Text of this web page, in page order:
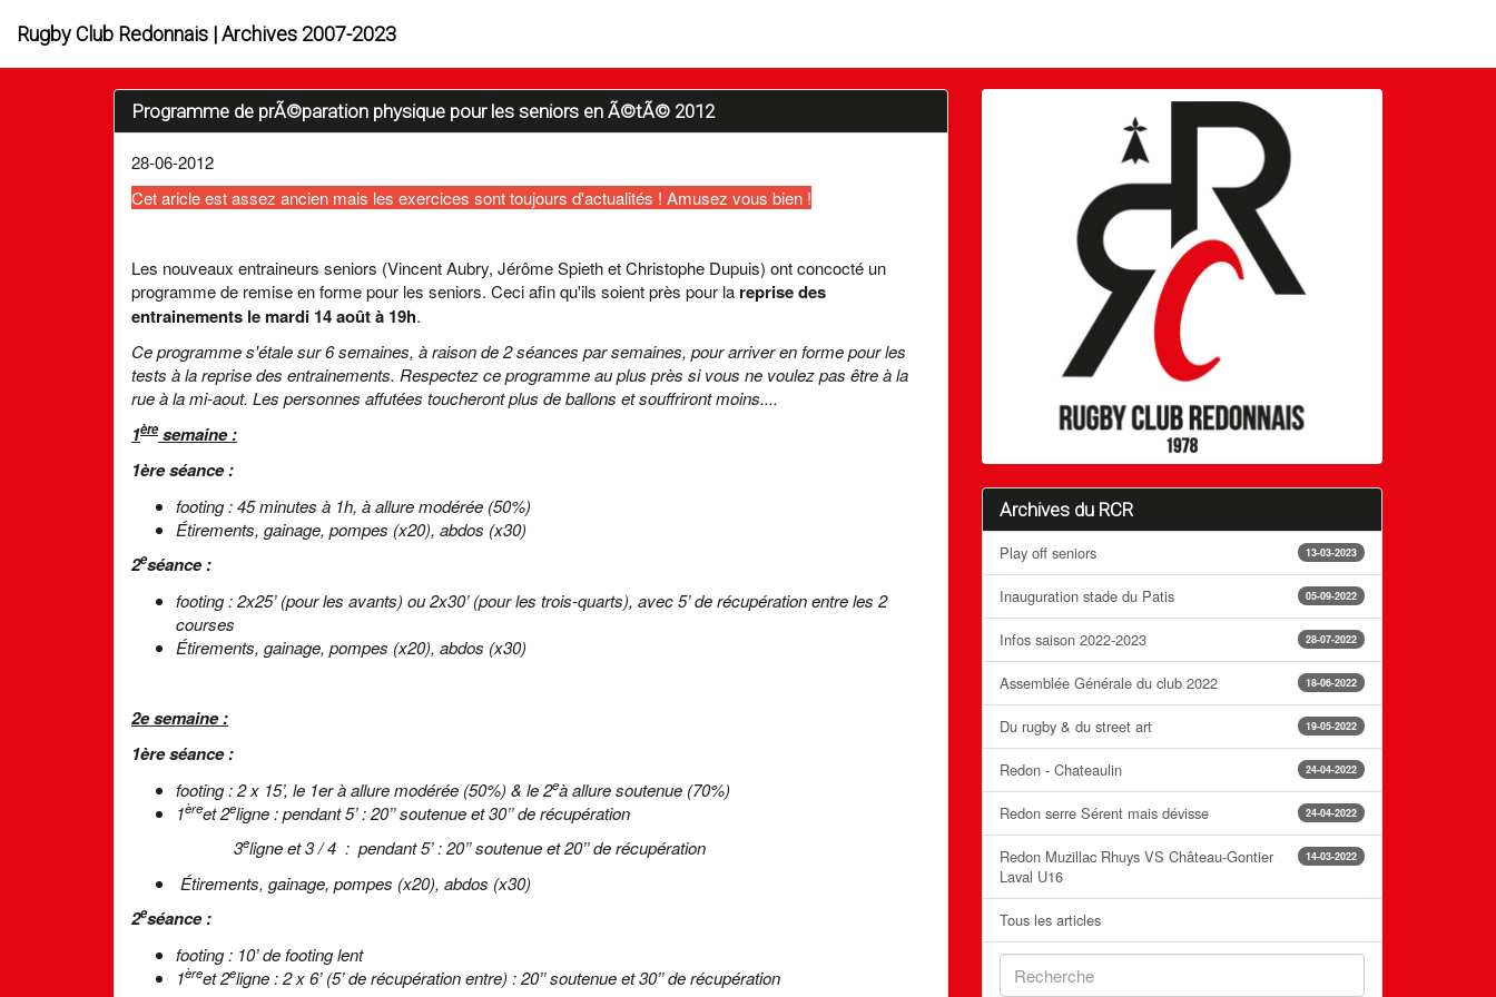
Rugby Club Redonnais | Archives 2007-2023
Programme de prÃ©paration physique pour les seniors en Ã©tÃ© 2012
28-06-2012
Cet aricle est assez ancien mais les exercices sont toujours d'actualités ! Amusez vous bien !
Les nouveaux entraineurs seniors (Vincent Aubry, Jérôme Spieth et Christophe Dupuis) ont concocté un
programme de remise en forme pour les seniors. Ceci afin qu'ils soient près pour la reprise des
entrainements le mardi 14 août à 19h.
Ce programme s'étale sur 6 semaines, à raison de 2 séances par semaines, pour arriver en forme pour les
tests à la reprise des entrainements. Respectez ce programme au plus près si vous ne voulez pas être à la
rue à la mi-aout. Les personnes affutées toucheront plus de ballons et souffriront moins....
1èresemaine :
1ère séance :
footing : 45 minutes à 1h, à allure modérée (50%)
Étirements, gainage, pompes (x20), abdos (x30)
2eséance :
footing : 2x25’ (pour les avants) ou 2x30’ (pour les trois-quarts), avec 5’ de récupération entre les 2
courses
Étirements, gainage, pompes (x20), abdos (x30)
2e semaine :
1ère séance :
footing : 2 x 15’, le 1er à allure modérée (50%) & le 2eà allure soutenue (70%)
1èreet 2eligne : pendant 5’ : 20’’ soutenue et 30’’ de récupération
3eligne et 3 / 4 : pendant 5’ : 20’’ soutenue et 20’’ de récupération
Étirements, gainage, pompes (x20), abdos (x30)
2eséance :
footing : 10’ de footing lent
1èreet 2eligne : 2 x 6’ (5’ de récupération entre) : 20’’ soutenue et 30’’ de récupération
Archives du RCR
13-03-2023
Play off seniors
05-09-2022
Inauguration stade du Patis
28-07-2022
Infos saison 2022-2023
18-06-2022
Assemblée Générale du club 2022
19-05-2022
Du rugby & du street art
24-04-2022
Redon - Chateaulin
24-04-2022
Redon serre Sérent mais dévisse
14-03-2022
Redon Muzillac Rhuys VS Château-Gontier
Laval U16
Tous les articles